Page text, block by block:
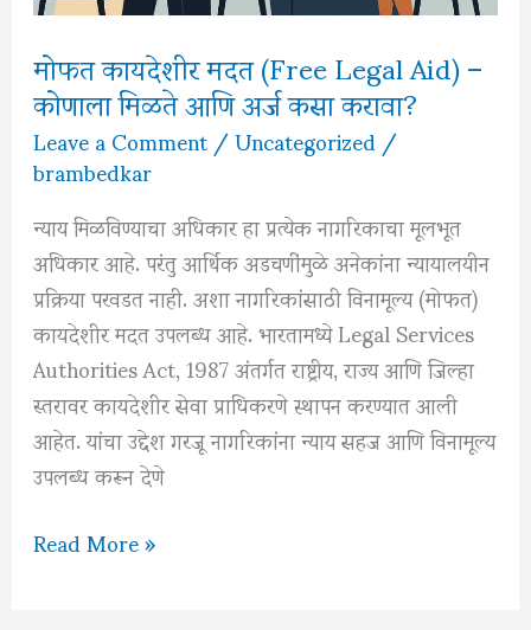
मोफत कायदेशीर मदत (Free Legal Aid) –
कोणाला मिळते आणि अर्ज कसा करावा?
Leave a Comment/Uncategorized/
brambedkar
न्याय मिळविण्याचा अधिकार हा प्रत्येक नागरिकाचा मूलभूत
अधिकार आहे. परंतु आर्थिक अडचणींमुळे अनेकांना न्यायालयीन
प्रक्रिया परवडत नाही. अशा नागरिकांसाठी विनामूल्य (मोफत)
कायदेशीर मदत उपलब्ध आहे. भारतामध्ये Legal Services
Authorities Act, 1987 अंतर्गत राष्ट्रीय, राज्य आणि जिल्हा
स्तरावर कायदेशीर सेवा प्राधिकरणे स्थापन करण्यात आली
आहेत. यांचा उद्देश गरजू नागरिकांना न्याय सहज आणि विनामूल्य
उपलब्ध करून देणे
मोफत
Read More »